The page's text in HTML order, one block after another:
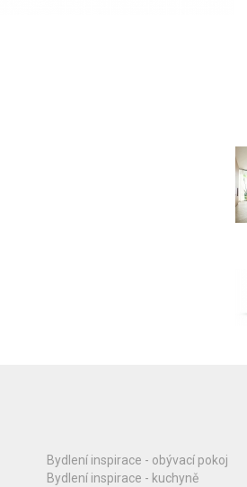
Bydlení inspirace - obývací pokoj
Bydlení inspirace - kuchyně